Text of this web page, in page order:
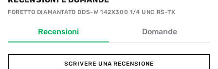
FORETTO DIAMANTATO DDS-W 142X300 1/4 UNC RS-TX
Recensioni Domande
SCRIVERE UNA RECENSIONE